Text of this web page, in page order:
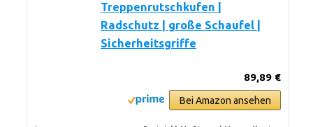
Treppenrutschkufen |
Radschutz | große Schaufel |
Sicherheitsgriffe
89,89 €
Bei Amazon ansehen